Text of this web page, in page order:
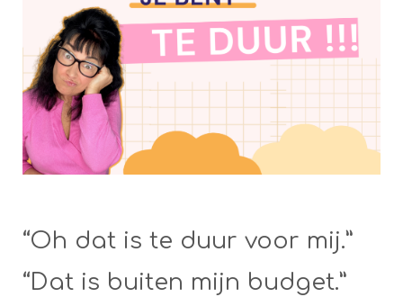
“Oh dat is te duur voor mij.”
“Dat is buiten mijn budget.”